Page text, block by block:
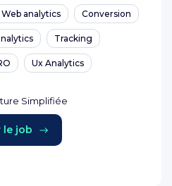
Web analytics Conversion
Tracking
Ux Analytics
Simplifiée
le job